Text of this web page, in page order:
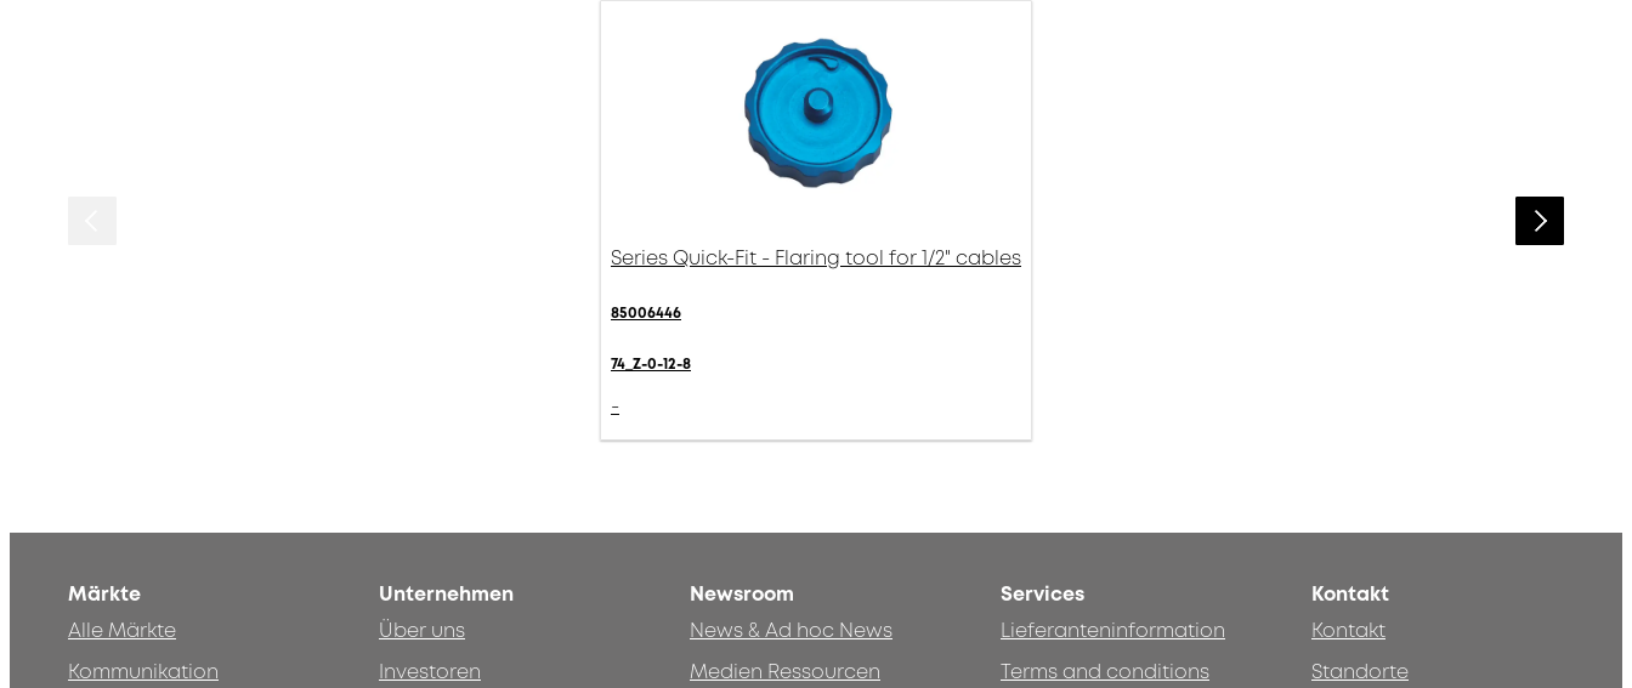
Series Quick-Fit - Flaring tool for 1/2" cables
85006446
74_Z-0-12-8
-
Märkte
Alle Märkte
Kommunikation
Unternehmen
Über uns
Investoren
Newsroom
News & Ad hoc News
Medien Ressourcen
Services
Lieferanteninformation
Terms and conditions
Kontakt
Kontakt
Standorte